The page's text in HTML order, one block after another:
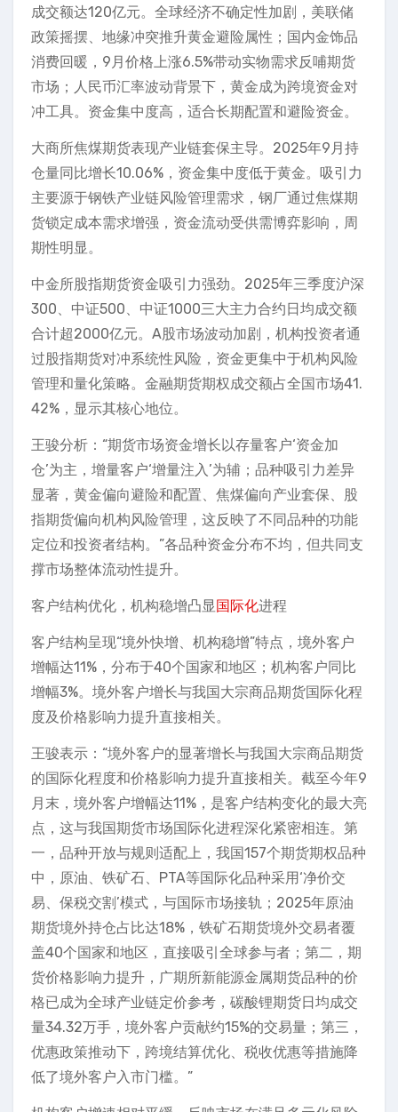
成交额达120亿元。全球经济不确定性加剧，美联储
政策摇摆、地缘冲突推升黄金避险属性；国内金饰品
消费回暖，9月价格上涨6.5%带动实物需求反哺期货
市场；人民币汇率波动背景下，黄金成为跨境资金对
冲工具。资金集中度高，适合长期配置和避险资金。
大商所焦煤期货表现产业链套保主导。2025年9月持
仓量同比增长10.06%，资金集中度低于黄金。吸引力
主要源于钢铁产业链风险管理需求，钢厂通过焦煤期
货锁定成本需求增强，资金流动受供需博弈影响，周
期性明显。
中金所股指期货资金吸引力强劲。2025年三季度沪深
300、中证500、中证1000三大主力合约日均成交额
合计超2000亿元。A股市场波动加剧，机构投资者通
过股指期货对冲系统性风险，资金更集中于机构风险
管理和量化策略。金融期货期权成交额占全国市场41.
42%，显示其核心地位。
王骏分析：“期货市场资金增长以存量客户‘资金加
仓’为主，增量客户‘增量注入’为辅；品种吸引力差异
显著，黄金偏向避险和配置、焦煤偏向产业套保、股
指期货偏向机构风险管理，这反映了不同品种的功能
定位和投资者结构。”各品种资金分布不均，但共同支
撑市场整体流动性提升。
客户结构优化，机构稳增凸显国际化进程
客户结构呈现“境外快增、机构稳增”特点，境外客户
增幅达11%，分布于40个国家和地区；机构客户同比
增幅3%。境外客户增长与我国大宗商品期货国际化程
度及价格影响力提升直接相关。
王骏表示：“境外客户的显著增长与我国大宗商品期货
的国际化程度和价格影响力提升直接相关。截至今年9
月末，境外客户增幅达11%，是客户结构变化的最大亮
点，这与我国期货市场国际化进程深化紧密相连。第
一，品种开放与规则适配上，我国157个期货期权品种
中，原油、铁矿石、PTA等国际化品种采用‘净价交
易、保税交割’模式，与国际市场接轨；2025年原油
期货境外持仓占比达18%，铁矿石期货境外交易者覆
盖40个国家和地区，直接吸引全球参与者；第二，期
货价格影响力提升，广期所新能源金属期货品种的价
格已成为全球产业链定价参考，碳酸锂期货日均成交
量34.32万手，境外客户贡献约15%的交易量；第三，
优惠政策推动下，跨境结算优化、税收优惠等措施降
低了境外客户入市门槛。”